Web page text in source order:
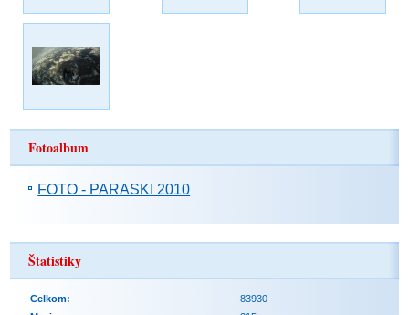
Fotoalbum
FOTO - PARASKI 2010
Štatistiky
Celkom:
83930